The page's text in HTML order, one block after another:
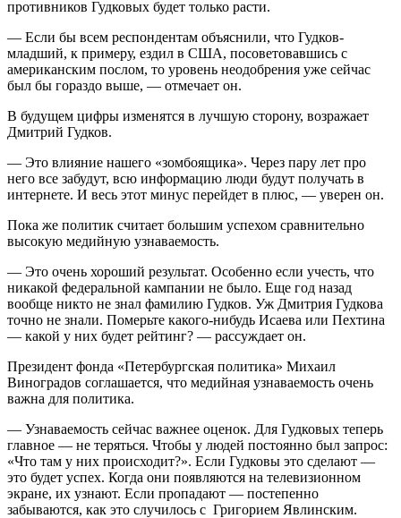
противников Гудковых будет только расти.
— Если бы всем респондентам объяснили, что Гудков-
младший, к примеру, ездил в США, посоветовавшись с
американским послом, то уровень неодобрения уже сейчас
был бы гораздо выше, — отмечает он.
В будущем цифры изменятся в лучшую сторону, возражает
Дмитрий Гудков.
— Это влияние нашего «зомбоящика». Через пару лет про
него все забудут, всю информацию люди будут получать в
интернете. И весь этот минус перейдет в плюс, — уверен он.
Пока же политик считает большим успехом сравнительно
высокую медийную узнаваемость.
— Это очень хороший результат. Особенно если учесть, что
никакой федеральной кампании не было. Еще год назад
вообще никто не знал фамилию Гудков. Уж Дмитрия Гудкова
точно не знали. Померьте какого-нибудь Исаева или Пехтина
— какой у них будет рейтинг? — рассуждает он.
Президент фонда «Петербургская политика» Михаил
Виноградов соглашается, что медийная узнаваемость очень
важна для политика.
— Узнаваемость сейчас важнее оценок. Для Гудковых теперь
главное — не теряться. Чтобы у людей постоянно был запрос:
«Что там у них происходит?». Если Гудковы это сделают —
это будет успех. Когда они появляются на телевизионном
экране, их узнают. Если пропадают — постепенно
забываются, как это случилось с Григорием Явлинским.